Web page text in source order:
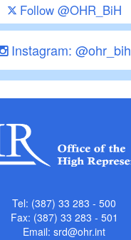
Follow @OHR_BiH
Instagram: @ohr_bih
Tel: (387) 33 283 - 500
Fax: (387) 33 283 - 501
Email: srd@ohr.int